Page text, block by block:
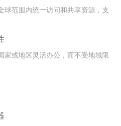
球范围内统一访问和共享资源，支
家或地区灵活办公，而不受地域限